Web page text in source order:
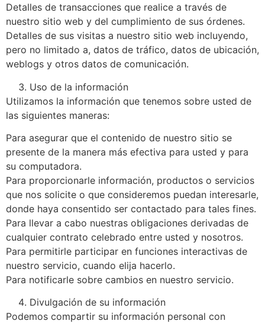
Detalles de transacciones que realice a través de
nuestro sitio web y del cumplimiento de sus órdenes.
Detalles de sus visitas a nuestro sitio web incluyendo,
pero no limitado a, datos de tráfico, datos de ubicación,
weblogs y otros datos de comunicación.
Uso de la información
Utilizamos la información que tenemos sobre usted de
las siguientes maneras:
Para asegurar que el contenido de nuestro sitio se
presente de la manera más efectiva para usted y para
su computadora.
Para proporcionarle información, productos o servicios
que nos solicite o que consideremos puedan interesarle,
donde haya consentido ser contactado para tales fines.
Para llevar a cabo nuestras obligaciones derivadas de
cualquier contrato celebrado entre usted y nosotros.
Para permitirle participar en funciones interactivas de
nuestro servicio, cuando elija hacerlo.
Para notificarle sobre cambios en nuestro servicio.
Divulgación de su información
Podemos compartir su información personal con